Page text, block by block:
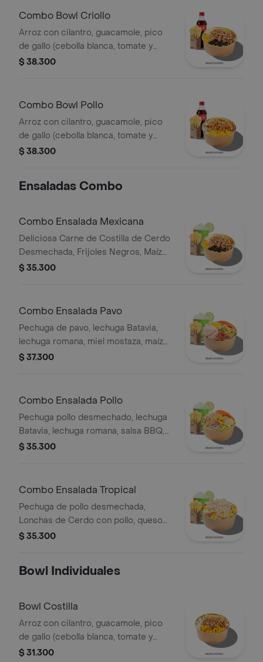
Combo Bowl Criollo
Arroz con cilantro, guacamole, pico
de gallo (cebolla blanca, tomate y
cilantro), carne de res desmechada,
$ 38.300
Combo Bowl Pollo
Arroz con cilantro, guacamole, pico
de gallo (cebolla blanca, tomate y
cilantro), maíz tierno, hogo y pechuga
$ 38.300
Ensaladas Combo
Combo Ensalada Mexicana
Deliciosa Carne de Costilla de Cerdo
Desmechada, Frijoles Negros, Maíz
tierno, Queso mozzarella, Guacamole,
$ 35.300
Combo Ensalada Pavo
Pechuga de pavo, lechuga Batavia,
lechuga romana, miel mostaza, maíz
tierno, tomate chonto, croutones y
$ 37.300
Combo Ensalada Pollo
Pechuga pollo desmechado, lechuga
Batavia, lechuga romana, salsa BBQ,
tomate chonto, queso mozzarella,
$ 35.300
Combo Ensalada Tropical
Pechuga de pollo desmechada,
Lonchas de Cerdo con pollo, queso
amarillo, piña calada, lechuga batavia y
$ 35.300
Bowl Individuales
Bowl Costilla
Arroz con cilantro, guacamole, pico
de gallo (cebolla blanca, tomate y
cilantro), piña calada asada y costilla
$ 31.300